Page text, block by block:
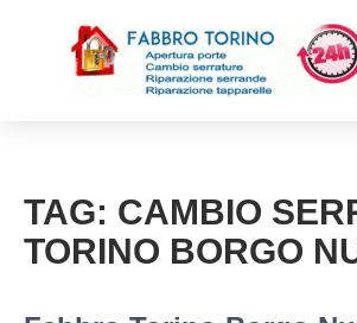
TAG: CAMBIO
TORINO BORGO